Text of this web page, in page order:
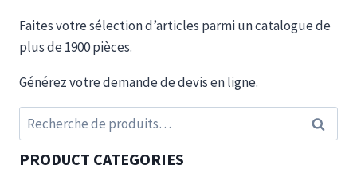
Faites votre sélection d’articles parmi un catalogue de
plus de 1900 pièces.
Générez votre demande de devis en ligne.
Recherche
pour :
PRODUCT CATEGORIES